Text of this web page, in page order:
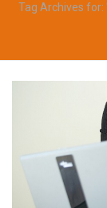
Tag Archives